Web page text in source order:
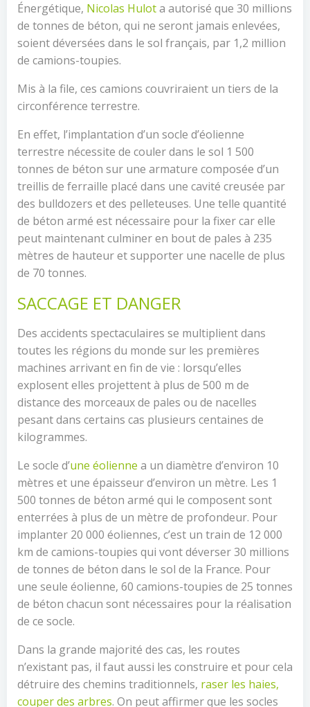
Énergétique, Nicolas Hulota autorisé que 30 millions
de tonnes de béton, qui ne seront jamais enlevées,
soient déversées dans le sol français, par 1,2 million
de camions-toupies.
Mis à la file, ces camions couvriraient un tiers de la
circonférence terrestre.
En effet, l’implantation d’un socle d’éolienne
terrestre nécessite de couler dans le sol 1 500
tonnes de béton sur une armature composée d’un
treillis de ferraille placé dans une cavité creusée par
des bulldozers et des pelleteuses. Une telle quantité
de béton armé est nécessaire pour la fixer car elle
peut maintenant culminer en bout de pales à 235
mètres de hauteur et supporter une nacelle de plus
de 70 tonnes.
SACCAGE ET DANGER
Des accidents spectaculaires se multiplient dans
toutes les régions du monde sur les premières
machines arrivant en fin de vie : lorsqu’elles
explosent elles projettent à plus de 500 m de
distance des morceaux de pales ou de nacelles
pesant dans certains cas plusieurs centaines de
kilogrammes.
Le socle d’une éolienne a un diamètre d’environ 10
mètres et une épaisseur d’environ un mètre. Les 1
500 tonnes de béton armé qui le composent sont
enterrées à plus de un mètre de profondeur. Pour
implanter 20 000 éoliennes, c’est un train de 12 000
km de camions-toupies qui vont déverser 30 millions
de tonnes de béton dans le sol de la France. Pour
une seule éolienne, 60 camions-toupies de 25 tonnes
de béton chacun sont nécessaires pour la réalisation
de ce socle.
Dans la grande majorité des cas, les routes
n’existant pas, il faut aussi les construire et pour cela
détruire des chemins traditionnels, raser les haies,
couper des arbres. On peut affirmer que les socles